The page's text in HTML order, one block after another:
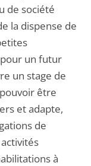
de société
la dispense de
un futur
un stage de
être
et adapte,
de
à